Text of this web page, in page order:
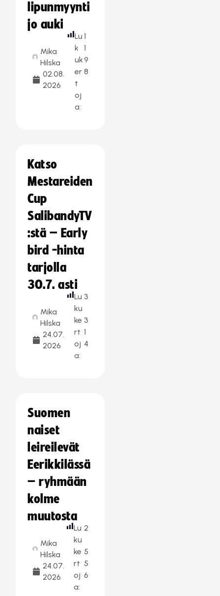
lipunmyynti
jo auki
Mika
Hilska
02.08.
2026
Lu
k
uk
er
t
oj
a:
1
1
9
8
Katso
Mestareiden
Cup
SalibandyTV
:stä – Early
bird -hinta
tarjolla
30.7. asti
Mika
Hilska
24.07.
2026
Lu
ku
ke
rt
oj
a:
3
3
1
4
Suomen
naiset
leireilevät
Eerikkilässä
– ryhmään
kolme
muutosta
Mika
Hilska
24.07.
2026
Lu
ku
ke
rt
oj
a:
2
5
5
6